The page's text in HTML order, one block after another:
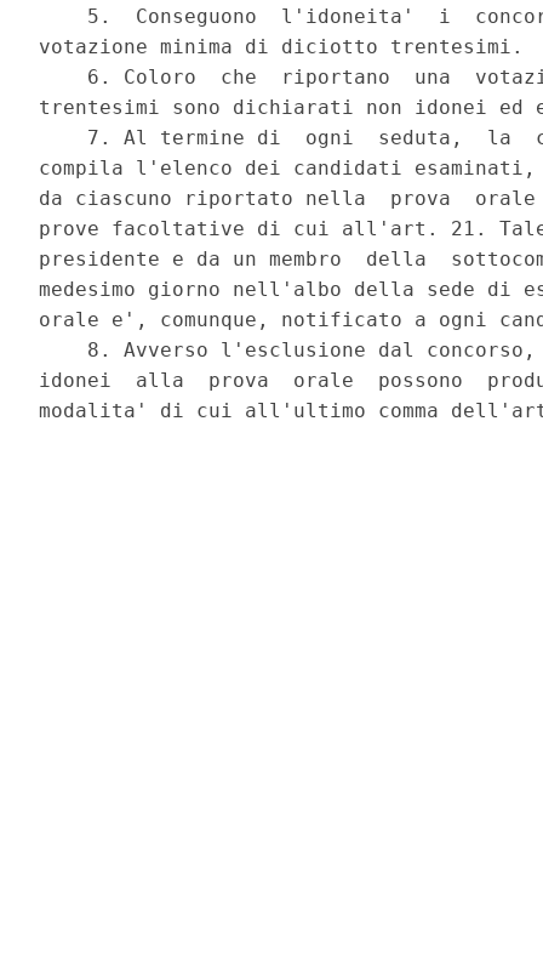
5.  Conseguono  l'idoneita'  i
votazione minima di diciotto trentesimi.
6. Coloro  che  riportano  una
trentesimi sono dichiarati non idonei ed
7. Al termine di  ogni  seduta,  la
compila l'elenco dei candidati
da ciascuno riportato nella  prova
prove facoltative di cui all'art. 21.
presidente e da un membro  della
medesimo giorno nell'albo della sede di
orale e', comunque, notificato a ogni
8. Avverso l'esclusione dal
idonei  alla  prova  orale  possono